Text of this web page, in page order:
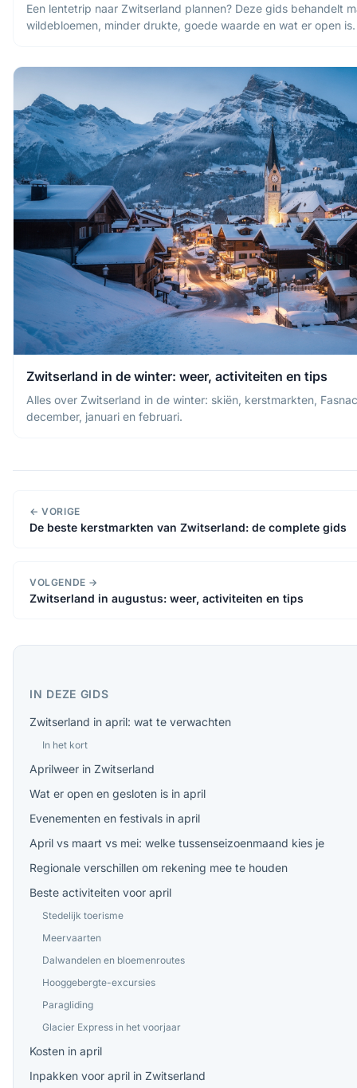
Een lentetrip naar Zwitserland plannen? Deze gids behandelt
wildebloemen, minder drukte, goede waarde en wat er open is.
Zwitserland in de winter: weer, activiteiten en tips
Alles over Zwitserland in de winter: skiën, kerstmarkten,
december, januari en februari.
← VORIGE
De beste kerstmarkten van Zwitserland: de complete gids
VOLGENDE →
Zwitserland in augustus: weer, activiteiten en tips
IN DEZE GIDS
Zwitserland in april: wat te verwachten
In het kort
Aprilweer in Zwitserland
Wat er open en gesloten is in april
Evenementen en festivals in april
April vs maart vs mei: welke tussenseizoenmaand kies je
Regionale verschillen om rekening mee te houden
Beste activiteiten voor april
Stedelijk toerisme
Meervaarten
Dalwandelen en bloemenroutes
Hooggebergte-excursies
Paragliding
Glacier Express in het voorjaar
Kosten in april
Inpakken voor april in Zwitserland